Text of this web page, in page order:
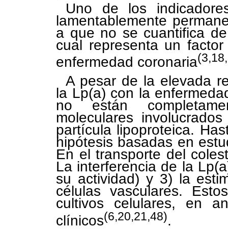
Uno de los
lamentablemente
a que no se cuantifica
cual representa un
enfermedad coronaria
A pesar de la elevada
la Lp(a) con la
no están
moleculares
partícula lipoproteica.
hipótesis basadas en
En el transporte del
La interferencia de la
su actividad) y 3) la
células vasculares.
cultivos celulares, en
clínicos(6,20,21,48).